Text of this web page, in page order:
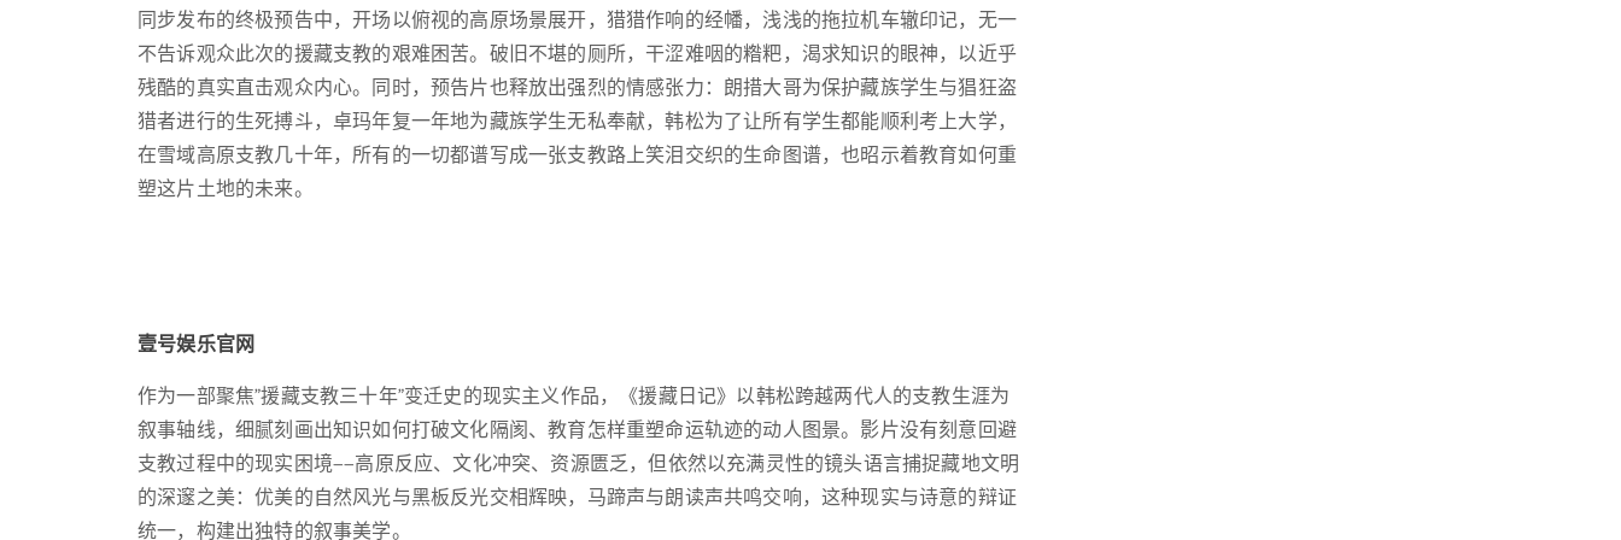
同步发布的终极预告中，开场以俯视的高原场景展开，猎猎作响的经幡，浅浅的拖拉机车辙印记，无一
不告诉观众此次的援藏支教的艰难困苦。破旧不堪的厕所，干涩难咽的糌粑，渴求知识的眼神，以近乎
残酷的真实直击观众内心。同时，预告片也释放出强烈的情感张力：朗措大哥为保护藏族学生与猖狂盗
猎者进行的生死搏斗，卓玛年复一年地为藏族学生无私奉献，韩松为了让所有学生都能顺利考上大学，
在雪域高原支教几十年，所有的一切都谱写成一张支教路上笑泪交织的生命图谱，也昭示着教育如何重
塑这片土地的未来。
壹号娱乐官网
作为一部聚焦"援藏支教三十年"变迁史的现实主义作品，《援藏日记》以韩松跨越两代人的支教生涯为
叙事轴线，细腻刻画出知识如何打破文化隔阂、教育怎样重塑命运轨迹的动人图景。影片没有刻意回避
支教过程中的现实困境——高原反应、文化冲突、资源匮乏，但依然以充满灵性的镜头语言捕捉藏地文明
的深邃之美：优美的自然风光与黑板反光交相辉映，马蹄声与朗读声共鸣交响，这种现实与诗意的辩证
统一，构建出独特的叙事美学。